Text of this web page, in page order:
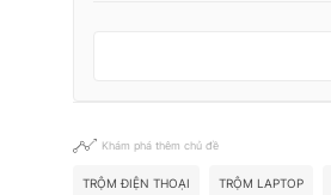
Khám phá thêm chủ đề
TRỘM ĐIỆN THOẠI TRỘM LAPTOP